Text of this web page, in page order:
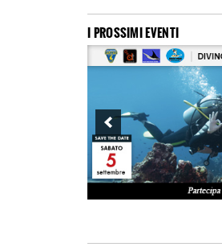
I PROSSIMI EVENTI